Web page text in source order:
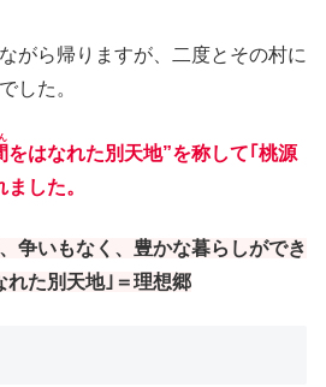
がら帰りますが、二度とその村に
した。
をはなれた別天地”を称して｢桃源
した。
争いもなく、豊かな暮らしができ
れた別天地｣＝理想郷